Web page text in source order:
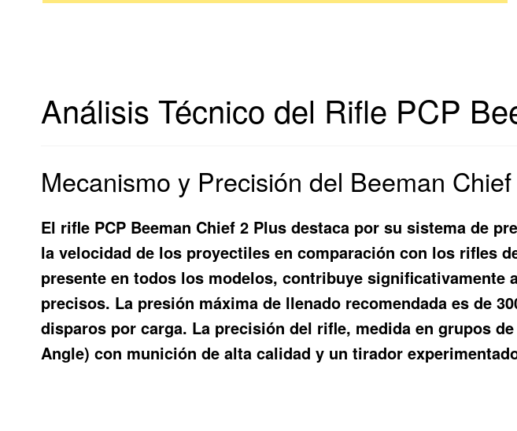
Análisis Técnico del Rifle PCP
Mecanismo y Precisión del Beeman
El rifle PCP Beeman Chief 2 Plus destaca por su sistema de
la velocidad de los proyectiles en comparación con los rifles
presente en todos los modelos, contribuye
precisos. La presión máxima de llenado recomendada es de
disparos por carga. La precisión del rifle, medida en grupos
Angle) con munición de alta calidad y un tirador